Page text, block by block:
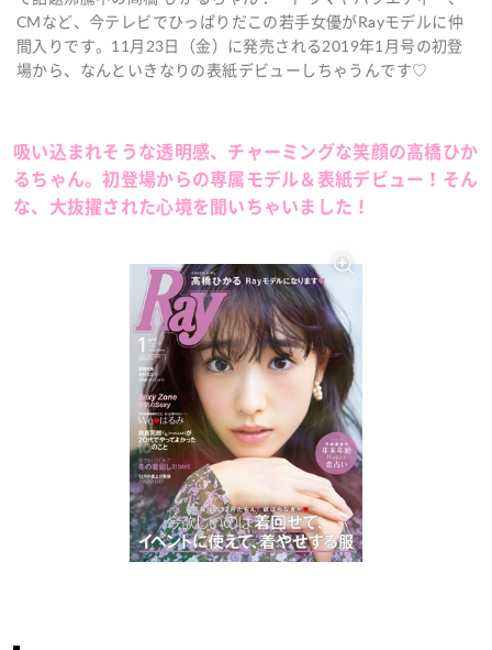
CMなど、今テレビでひっぱりだこの若手女優がRayモデルに仲
間入りです。11月23日（金）に発売される2019年1月号の初登
場から、なんといきなりの表紙デビューしちゃうんです♡
吸い込まれそうな透明感、チャーミングな笑顔の高橋ひか
るちゃん。初登場からの専属モデル＆表紙デビュー！そん
な、大抜擢された心境を聞いちゃいました！